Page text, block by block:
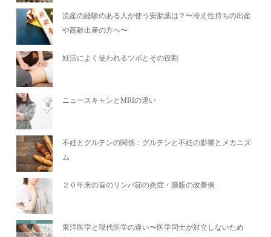
流産の経験のある人が使う安胎薬は？〜冷え性持ちの出産
や高齢出産の方へ〜
妊活によく使われるツボとその役割
ニュースキャンとMRIの違い
不妊とグルテンの関係：グルテンと不妊の影響とメカニズ
ム
２０年来の首のリンパ節の炎症・腫脹の改善例
東洋医学と現代医学の違い〜医学同士が対立しないため